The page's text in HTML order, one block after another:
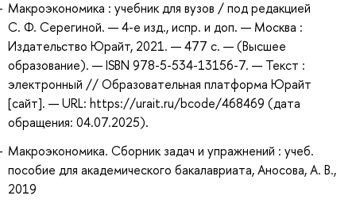
Макроэкономика : учебник для вузов / под редакцией
С. Ф. Серегиной. — 4-е изд., испр. и доп. — Москва :
Издательство Юрайт, 2021. — 477 с. — (Высшее
образование). — ISBN 978-5-534-13156-7. — Текст :
электронный // Образовательная платформа Юрайт
[сайт]. — URL: https://urait.ru/bcode/468469 (дата
обращения: 04.07.2025).
Макроэкономика. Сборник задач и упражнений : учеб.
пособие для академического бакалавриата, Аносова, А. В.,
2019